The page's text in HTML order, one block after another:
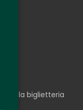
della biglietteria